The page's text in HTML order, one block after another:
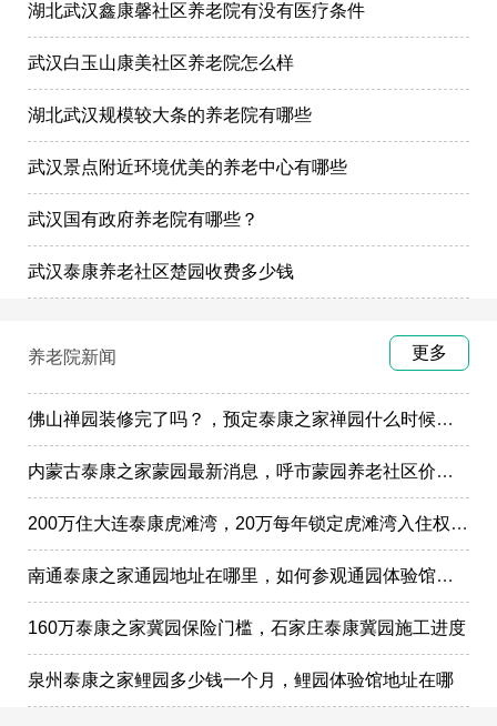
湖北武汉鑫康馨社区养老院有没有医疗条件
武汉白玉山康美社区养老院怎么样
湖北武汉规模较大条的养老院有哪些
武汉景点附近环境优美的养老中心有哪些
武汉国有政府养老院有哪些？
武汉泰康养老社区楚园收费多少钱
养老院新闻 更多
佛山禅园装修完了吗？，预定泰康之家禅园什么时候选房入住?
内蒙古泰康之家蒙园最新消息，呼市蒙园养老社区价格表
200万住大连泰康虎滩湾，20万每年锁定虎滩湾入住权政策
南通泰康之家通园地址在哪里，如何参观通园体验馆样板间
160万泰康之家冀园保险门槛，石家庄泰康冀园施工进度
泉州泰康之家鲤园多少钱一个月，鲤园体验馆地址在哪